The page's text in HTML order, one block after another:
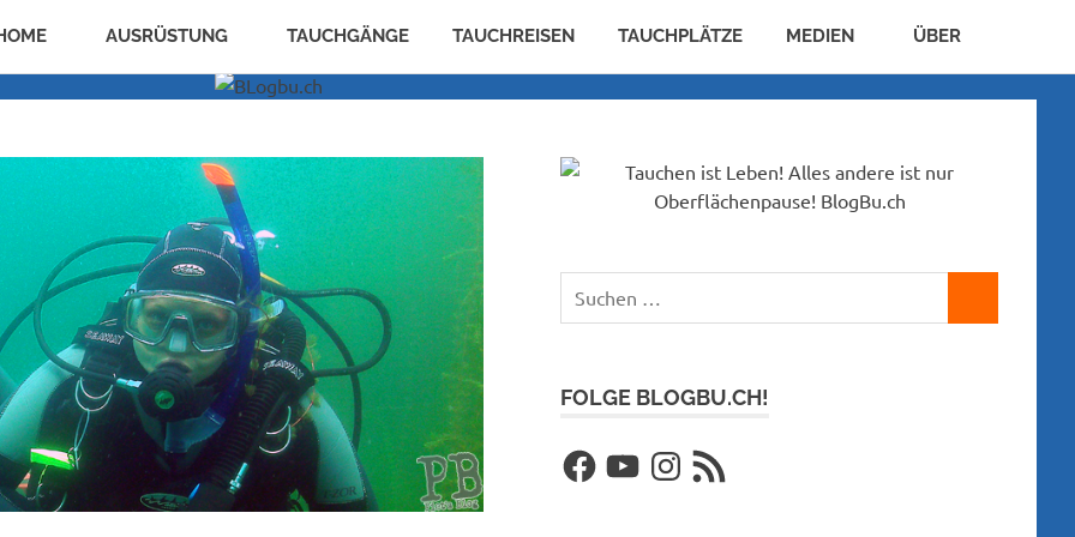
AUSRÜSTUNG TAUCHGÄNGE TAUCHREISEN TAUCHPLÄTZE MEDIEN ÜBER
nach:
FOLGE BLOGBU.CH!
FacebookYouTubeInstagram
RSS-
Feed